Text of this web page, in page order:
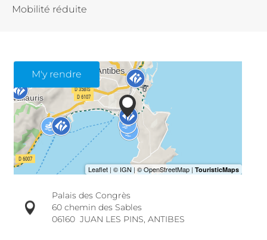
Mobilité réduite
M'y rendre
Palais des Congrès
60 chemin des Sables
06160 JUAN LES PINS, ANTIBES